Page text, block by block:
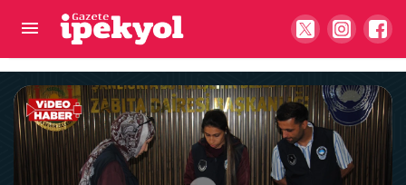
Şanlıurfa'da ters yönde ilerleyen sürücüye ceza
yağdı! 60 bin TL ceza...